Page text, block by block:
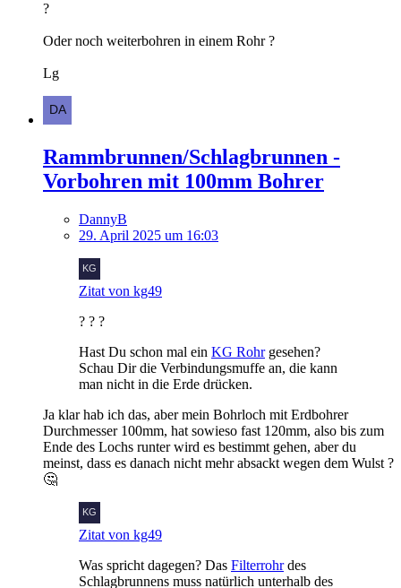
?
Oder noch weiterbohren in einem Rohr ?
Lg
Rammbrunnen/Schlagbrunnen -
Vorbohren mit 100mm Bohrer
DannyB
29. April 2025 um 16:03
Zitat von kg49
? ? ?
Hast Du schon mal ein KG Rohrgesehen?
Schau Dir die Verbindungsmuffe an, die kann
man nicht in die Erde drücken.
Ja klar hab ich das, aber mein Bohrloch mit Erdbohrer
Durchmesser 100mm, hat sowieso fast 120mm, also bis zum
Ende des Lochs runter wird es bestimmt gehen, aber du
meinst, dass es danach nicht mehr absackt wegen dem Wulst ?
🤔
Zitat von kg49
Was spricht dagegen? Das Filterrohrdes
Schlagbrunnens muss natürlich unterhalb des